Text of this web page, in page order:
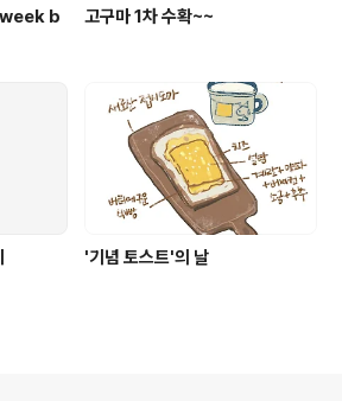
week b
고구마 1차 수확~~
'기념 토스트'의 날